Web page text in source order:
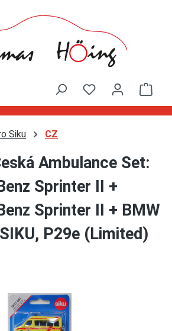
Siku CZ
Ambulance Set:
Sprinter II +
Sprinter II + BMW
P29e (Limited)